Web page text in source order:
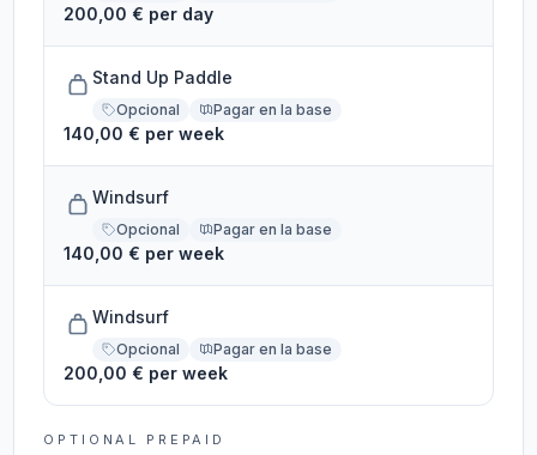
200,00 € per day
Stand Up Paddle
Opcional Pagar en la base
140,00 € per week
Windsurf
Opcional Pagar en la base
140,00 € per week
Windsurf
Opcional Pagar en la base
200,00 € per week
OPTIONAL PREPAID